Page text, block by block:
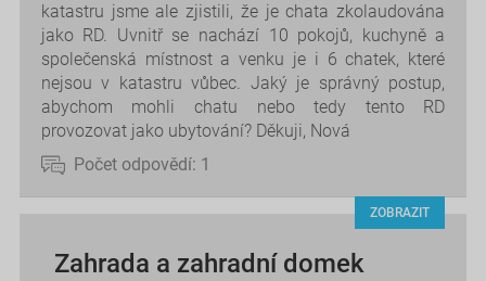
katastru jsme ale zjistili, že je chata zkolaudována
jako RD. Uvnitř se nachází 10 pokojů, kuchyně a
společenská místnost a venku je i 6 chatek, které
nejsou v katastru vůbec. Jaký je správný postup,
abychom mohli chatu nebo tedy tento RD
provozovat jako ubytování? Děkuji, Nová
Počet odpovědí: 1
ZOBRAZIT
Zahrada a zahradní domek